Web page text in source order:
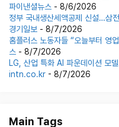
파이낸셜뉴스 - 8/6/2026
정부 국내생산세액공제 신설…삼
경기일보 - 8/7/2026
홈플러스 노동자들 “오늘부터 영
스 - 8/7/2026
LG, 산업 특화 AI 파운데이션 모
intn.co.kr - 8/7/2026
Main Tags